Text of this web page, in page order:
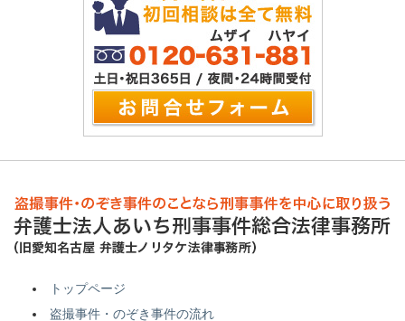
トップページ
盗撮事件・のぞき事件の流れ